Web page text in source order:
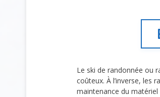
Le ski de randonnée ou
coûteux. À l’inverse, les
maintenance du matériel